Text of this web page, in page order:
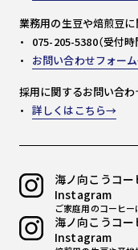
業務用の生豆や焙煎豆
075-205-5380（受付時
お問い合わせフォーム
採用に関するお問い合わ
詳しくはこちら
海ノ向こうコ
Instagram
ご家庭用のコーヒー
海ノ向こうコ
Instagram